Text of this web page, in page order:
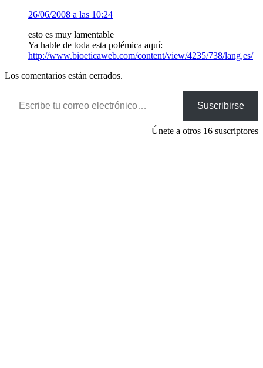
26/06/2008 a las 10:24
esto es muy lamentable
Ya hable de toda esta polémica aquí:
http://www.bioeticaweb.com/content/view/4235/738/lang,es/
Los comentarios están cerrados.
Escribe tu correo electrónico…
Suscribirse
Únete a otros 16 suscriptores